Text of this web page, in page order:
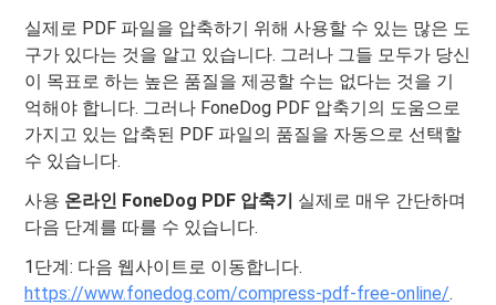
실제로 PDF 파일을 압축하기 위해 사용할 수 있는 많은 도
구가 있다는 것을 알고 있습니다. 그러나 그들 모두가 당신
이 목표로 하는 높은 품질을 제공할 수는 없다는 것을 기
억해야 합니다. 그러나 FoneDog PDF 압축기의 도움으로
가지고 있는 압축된 PDF 파일의 품질을 자동으로 선택할
수 있습니다.
사용 온라인 FoneDog PDF 압축기 실제로 매우 간단하며
다음 단계를 따를 수 있습니다.
1단계: 다음 웹사이트로 이동합니다.
https://www.fonedog.com/compress-pdf-free-online/.